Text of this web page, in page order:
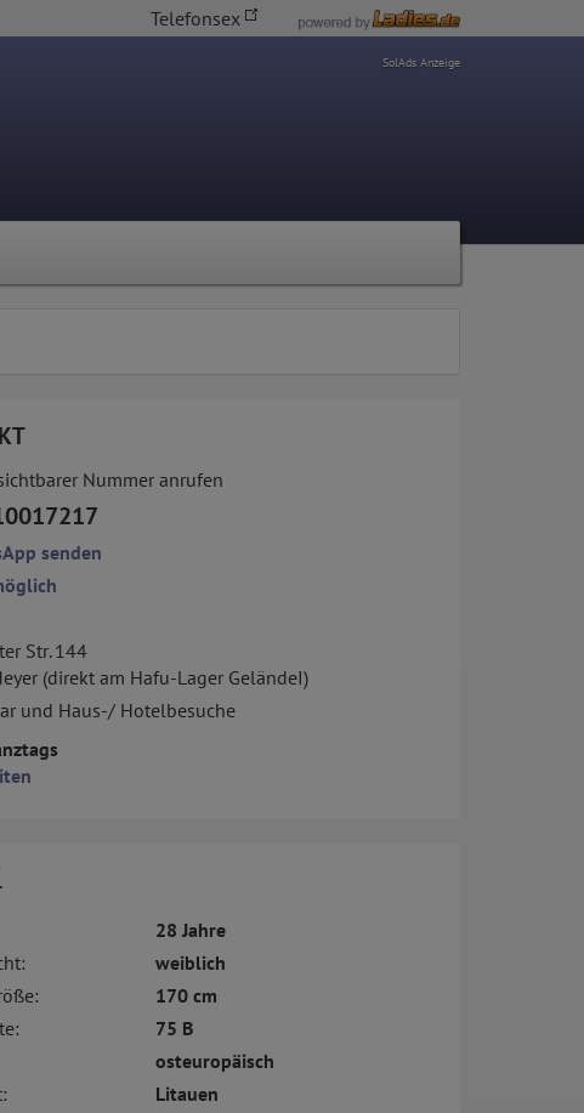
Telefonsex
SolAds Anzeige
Nummer anrufen
senden
Str. 144
(direkt am Hafu-Lager GeländeI)
und Haus-/ Hotelbesuche
28 Jahre
weiblich
170 cm
75 B
osteuropäisch
Litauen